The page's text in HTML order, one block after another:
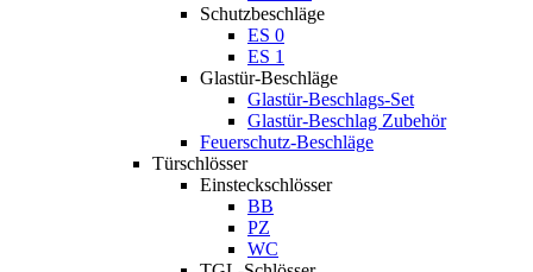
Schutzbeschläge
ES 0
ES 1
Glastür-Beschläge
Glastür-Beschlags-Set
Glastür-Beschlag Zubehör
Feuerschutz-Beschläge
Türschlösser
Einsteckschlösser
BB
PZ
WC